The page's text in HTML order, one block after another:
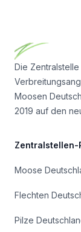
Die
Moosen
2019 auf den
Zentralstellen-
Moose
Flechten
Pilze